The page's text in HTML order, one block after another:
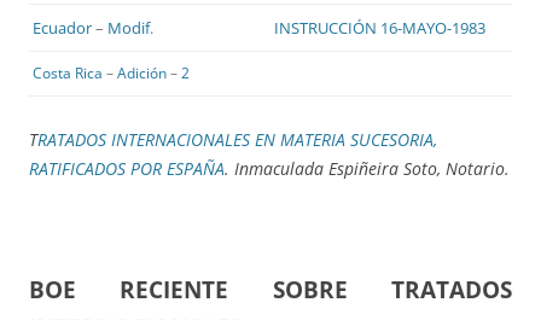
Ecuador– Modif. INSTRUCCIÓN 16-MAYO-1983
Costa Rica –Adición–2
TRATADOS INTERNACIONALES EN MATERIA SUCESORIA,
RATIFICADOS POR ESPAÑA. Inmaculada Espiñeira Soto, Notario.
BOE RECIENTE SOBRE TRATADOS